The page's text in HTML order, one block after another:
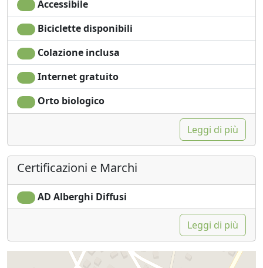
Accessibile
Biciclette disponibili
Colazione inclusa
Internet gratuito
Orto biologico
Leggi di più
Certificazioni e Marchi
AD Alberghi Diffusi
Leggi di più